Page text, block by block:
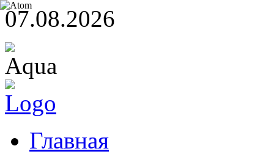
07.08.2026
Главная